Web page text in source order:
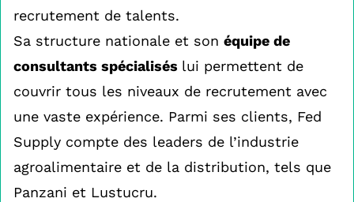
recrutement de talents.
Sa structure nationale et son équipe de
consultants spécialisés lui permettent de
couvrir tous les niveaux de recrutement avec
une vaste expérience. Parmi ses clients, Fed
Supply compte des leaders de l’industrie
agroalimentaire et de la distribution, tels que
Panzani et Lustucru​.